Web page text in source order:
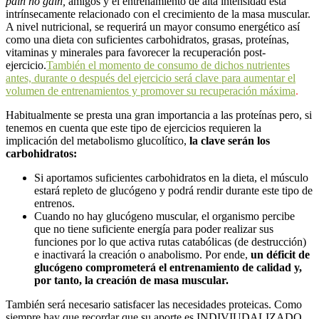
intrínsecamente relacionado con el crecimiento de la masa muscular.
A nivel nutricional, se requerirá un mayor consumo energético así
como una dieta con suficientes carbohidratos, grasas, proteínas,
vitaminas y minerales para favorecer la recuperación post-
ejercicio.También el momento de consumo de dichos nutrientes
antes, durante o después del ejercicio será clave para aumentar el
volumen de entrenamientos y promover su recuperación máxima.
Habitualmente se presta una gran importancia a las proteínas pero, si
tenemos en cuenta que este tipo de ejercicios requieren la
implicación del metabolismo glucolítico, la clave serán los
carbohidratos:
Si aportamos suficientes carbohidratos en la dieta, el músculo
estará repleto de glucógeno y podrá rendir durante este tipo de
entrenos.
Cuando no hay glucógeno muscular, el organismo percibe
que no tiene suficiente energía para poder realizar sus
funciones por lo que activa rutas catabólicas (de destrucción)
e inactivará la creación o anabolismo. Por ende, un déficit de
glucógeno comprometerá el entrenamiento de calidad y,
por tanto, la creación de masa muscular.
También será necesario satisfacer las necesidades proteicas. Como